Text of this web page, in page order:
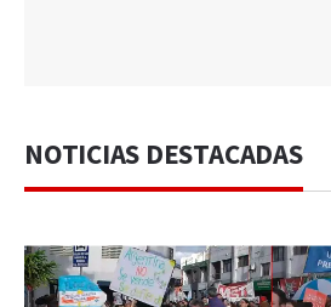
NOTICIAS DESTACADAS